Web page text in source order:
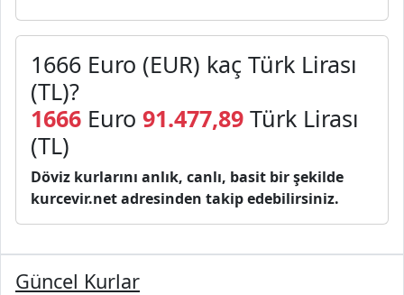
1666 Euro (EUR) kaç Türk Lirası
(TL)?
1666 Euro 91.477,89 Türk Lirası
(TL)
Döviz kurlarını anlık, canlı, basit bir şekilde
kurcevir.net adresinden takip edebilirsiniz.
Güncel Kurlar